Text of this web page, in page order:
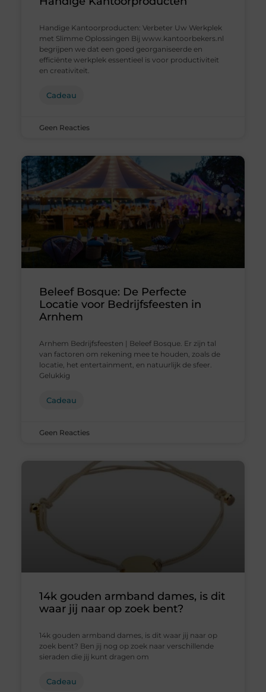
Handige Kantoorproducten: Verbeter Uw Werkplek
met Slimme Oplossingen Bij www.kantoorbekers.nl
begrijpen we dat een goed georganiseerde en
efficiënte werkplek essentieel is voor productiviteit
en creativiteit.
Cadeau
Geen Reacties
Beleef Bosque: De Perfecte
Locatie voor Bedrijfsfeesten in
Arnhem
Arnhem Bedrijfsfeesten | Beleef Bosque. Er zijn tal
van factoren om rekening mee te houden, zoals de
locatie, het entertainment, en natuurlijk de sfeer.
Gelukkig
Cadeau
Geen Reacties
14k gouden armband dames, is dit
waar jij naar op zoek bent?
14k gouden armband dames, is dit waar jij naar op
zoek bent? Ben jij nog op zoek naar verschillende
sieraden die jij kunt dragen om
Cadeau